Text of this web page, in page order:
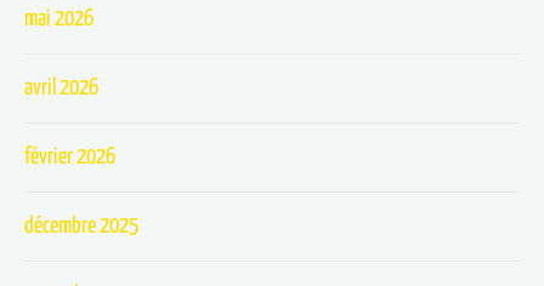
mai 2026
avril 2026
février 2026
décembre 2025